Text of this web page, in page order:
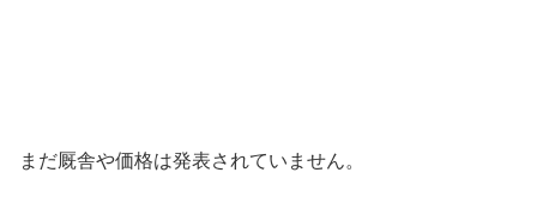
まだ厩舎や価格は発表されていません。